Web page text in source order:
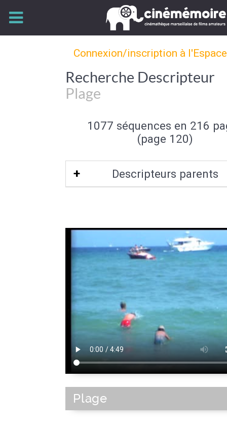
Connexion/inscription à
Recherche Descripteur
Plage
1077 séquences en 216
(page 120)
Descripteurs parents
Plage